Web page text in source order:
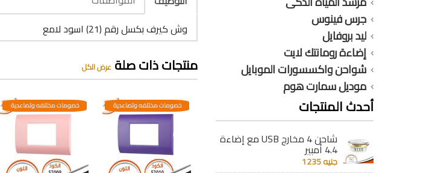
جرس فينوس
ليد بروفايل
إضاءة رومانتك لايت
شواحن واكسسورات الموبايل
موديل سمارت هوم
أحدث المنتجات
شاحن 4 مخارج USB مع إضاءة
4.4 أمبير
جنيه 1235
وش كيرف بكسل رقم (21) اسود لامع
منتجات ذات صلةعرض الكل
خصومات مختلفه وتصاعدية خصومات مختلفه وتصاعدية خصومات مختلفه وتصاعدية